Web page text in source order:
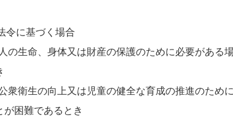
令に基づく場合
の生命、身体又は財産の保護のために必要がある
衆衛生の向上又は児童の健全な育成の推進のため
が困難であるとき